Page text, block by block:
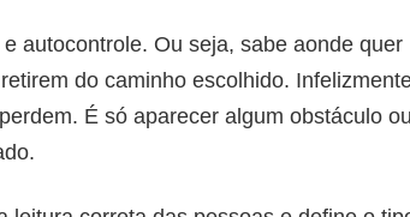
autocontrole. Ou seja, sabe aonde quer
do caminho escolhido.
É só aparecer algum obstáculo ou